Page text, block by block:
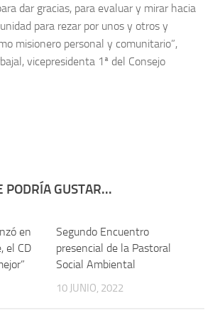
dar gracias, para evaluar y mirar hacia
para rezar por unos y otros y
misionero personal y comunitario”,
vicepresidenta 1ª del Consejo
GUSTAR...
en
el CD
Segundo Encuentro
presencial de la Pastoral
Social Ambiental
10 JUNIO, 2022